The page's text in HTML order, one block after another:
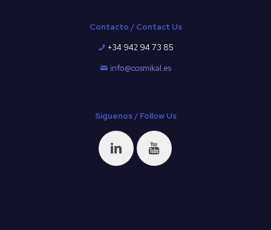
Contacto / Contact Us
+34 942 94 73 85
info@cosmikal.es
Síguenos / Follow Us